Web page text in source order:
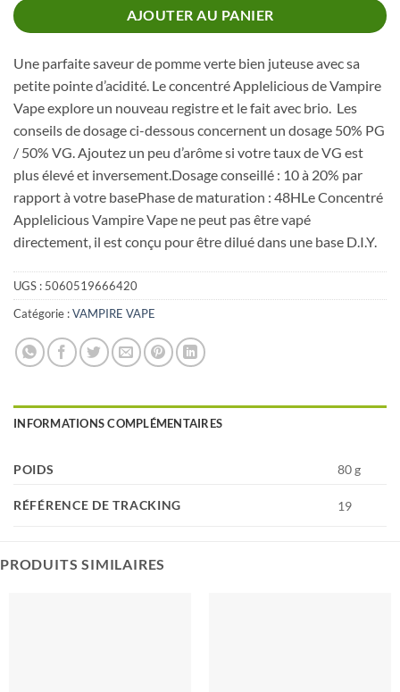
AJOUTER AU PANIER
Une parfaite saveur de pomme verte bien juteuse avec sa
petite pointe d’acidité. Le concentré Applelicious de Vampire
Vape explore un nouveau registre et le fait avec brio. Les
conseils de dosage ci-dessous concernent un dosage 50% PG
/ 50% VG. Ajoutez un peu d’arôme si votre taux de VG est
plus élevé et inversement.Dosage conseillé : 10 à 20% par
rapport à votre basePhase de maturation : 48HLe Concentré
Applelicious Vampire Vape ne peut pas être vapé
directement, il est conçu pour être dilué dans une base D.I.Y.
UGS : 5060519666420
Catégorie :VAMPIRE VAPE
INFORMATIONS COMPLÉMENTAIRES
POIDS 80 g
RÉFÉRENCE DE TRACKING 19
PRODUITS SIMILAIRES